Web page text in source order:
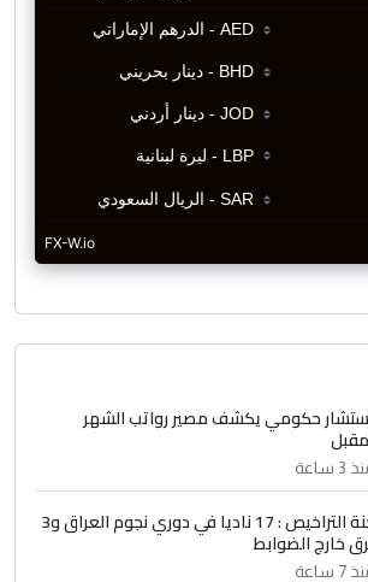
حكومي يكشف مصير رواتب الشهر
ساعة
لجنة التراخيص : 17 ناديا في دوري نجوم العراق و3
خارج الضوابط
7 ساعة